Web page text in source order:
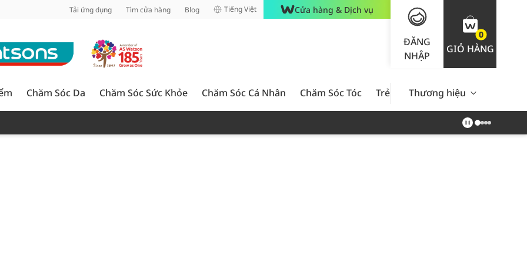
Tải ứng dụng Tìm cửa hàng Blog Tiếng Việt Cửa hàng & Dịch vụ
ĐĂNG
NHẬP
0
GIỎ HÀNG
Chăm Sóc Da Chăm Sóc Sức Khỏe Chăm Sóc Cá Nhân Chăm Sóc Tóc Trẻ Em Nam Giới Chăm Sóc
Thương hiệu